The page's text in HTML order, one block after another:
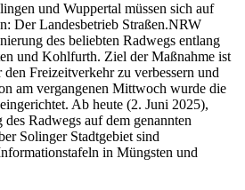
und Wuppertal müssen sich auf
Der Landesbetrieb Straßen.NRW
des beliebten Radwegs entlang
und Kohlfurth. Ziel der Maßnahme ist
Freizeitverkehr zu verbessern und
am vergangenen Mittwoch wurde die
Ab heute (2. Juni 2025),
Radwegs auf dem genannten
Solinger Stadtgebiet sind
in Müngsten und